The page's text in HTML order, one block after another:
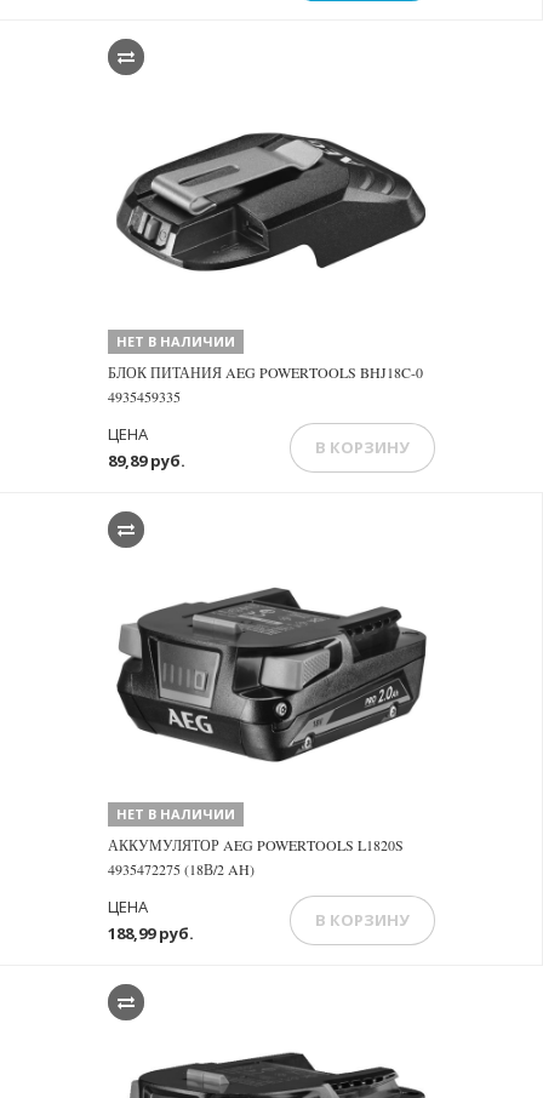
НЕТ В НАЛИЧИИ
БЛОК ПИТАНИЯ AEG POWERTOOLS BHJ18C-0
4935459335
89,89 руб.
ЦЕНА
В КОРЗИНУ
НЕТ В НАЛИЧИИ
АККУМУЛЯТОР AEG POWERTOOLS L1820S
4935472275 (18В/2 AH)
188,99 руб.
ЦЕНА
В КОРЗИНУ